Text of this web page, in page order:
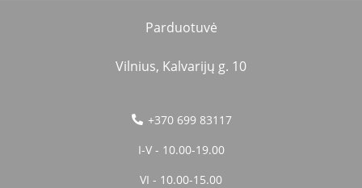
Parduotuvė
Vilnius, Kalvarijų g. 10
+370 699 83117
I-V - 10.00-19.00
VI - 10.00-15.00